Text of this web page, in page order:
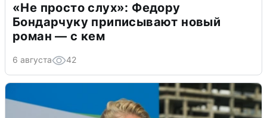
«Не просто слух»: Федору
Бондарчуку приписывают новый
роман — с кем
6 августа 42